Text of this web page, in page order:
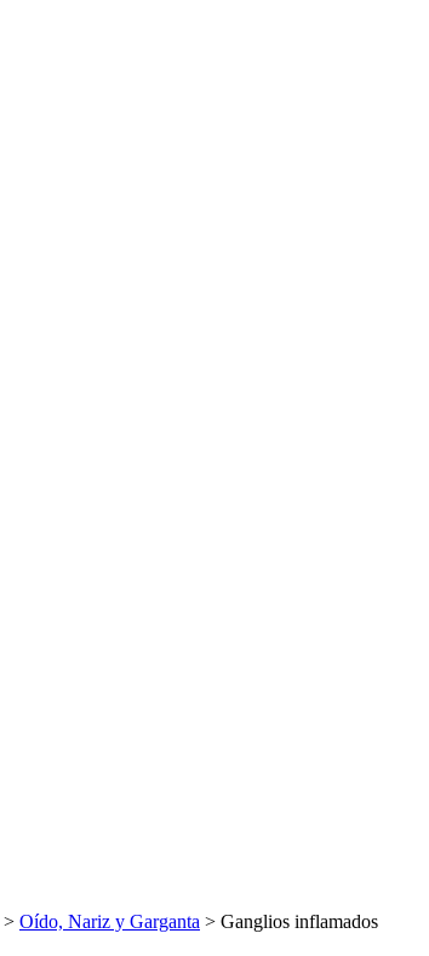
> Oído, Nariz y Garganta > Ganglios inflamados